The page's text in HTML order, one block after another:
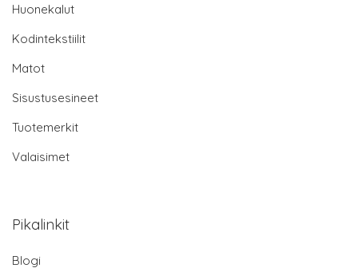
Huonekalut
Kodintekstiilit
Matot
Sisustusesineet
Tuotemerkit
Valaisimet
Pikalinkit
Blogi